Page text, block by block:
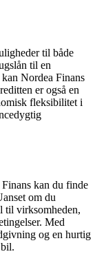
til både
til en
Nordea Finans
er også en
fleksibilitet i
kan du finde
om du
til virksomheden,
Med
og en hurtig